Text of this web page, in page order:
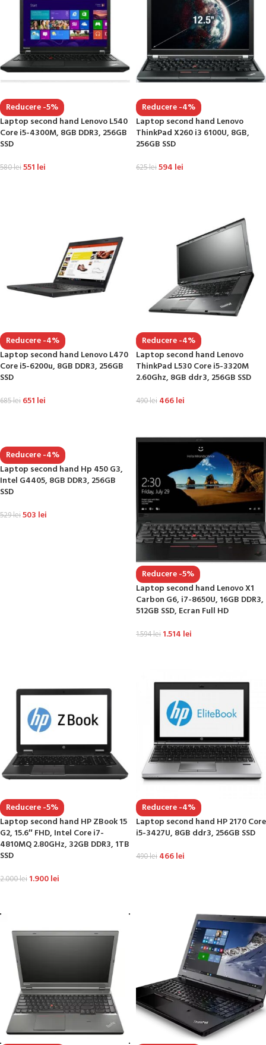
Reducere -5%
Laptop second hand Lenovo L540
Core i5-4300M, 8GB DDR3, 256GB
SSD
580lei551 lei
Reducere -4%
Laptop second hand Lenovo
ThinkPad X260 i3 6100U, 8GB,
256GB SSD
625lei594 lei
Reducere -4%
Laptop second hand Lenovo L470
Core i5-6200u, 8GB DDR3, 256GB
SSD
685lei 651 lei
Reducere -4%
Laptop second hand Lenovo
ThinkPad L530 Core i5-3320M
2.60Ghz, 8GB ddr3, 256GB SSD
490lei 466lei
Reducere -4%
Laptop second hand Hp 450 G3,
Intel G4405, 8GB DDR3, 256GB
SSD
529lei503 lei
Reducere -5%
Laptop second hand Lenovo X1
Carbon G6, i7-8650U, 16GB DDR3,
512GB SSD, Ecran Full HD
1.594lei 1.514 lei
Reducere -5%
Laptop second hand HP ZBook 15
G2, 15.6″ FHD, Intel Core i7-
4810MQ 2.80GHz, 32GB DDR3, 1TB
SSD
2.000lei 1.900lei
Reducere -4%
Laptop second hand HP 2170 Core
i5-3427U, 8GB ddr3, 256GB SSD
490lei 466lei